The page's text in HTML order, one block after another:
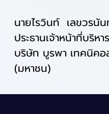
นายไรวินท์ เลขวรนั
ประธานเจ้าหน้าที่บริหาร
บริษัท บูรพา เทคนิคอ
(มหาชน)